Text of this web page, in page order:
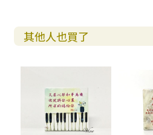
其他人也買了